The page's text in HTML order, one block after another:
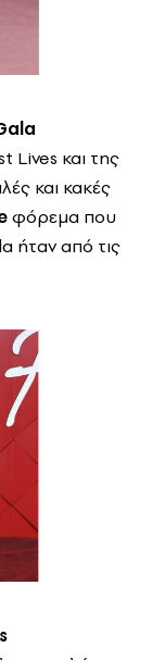
Lives και της
και κακές
φόρεμα που
ήταν από τις